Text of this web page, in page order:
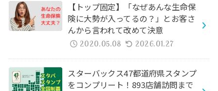
【トップ固定】「なぜあんな生命保
険に大勢が入ってるの？」とお客さ
んから言われて改めて決意
2020.05.08 2026.01.27
スターバックス47都道府県スタンプ
をコンプリート！893店舗訪問まで